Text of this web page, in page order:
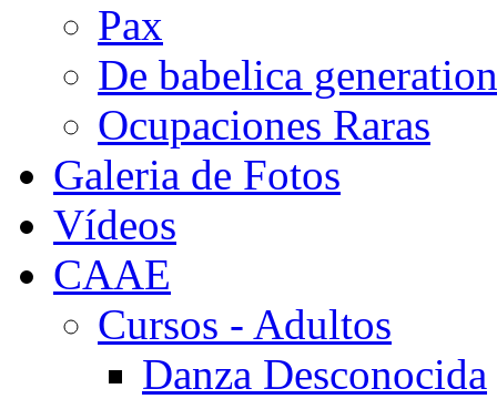
Pax
De babelica
Ocupaciones Raras
Galeria de Fotos
Vídeos
CAAE
Cursos - Adultos
Danza Desconocida